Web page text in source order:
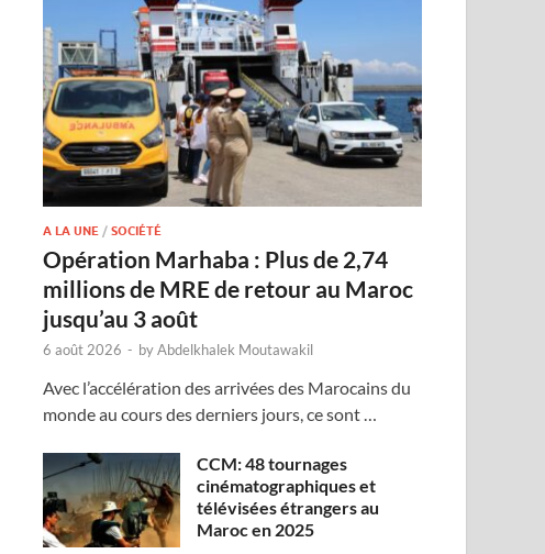
A LA UNE /SOCIÉTÉ
Opération Marhaba : Plus de 2,74
millions de MRE de retour au Maroc
jusqu’au 3 août
6 août 2026 - byAbdelkhalek Moutawakil
Avec l’accélération des arrivées des Marocains du
monde au cours des derniers jours, ce sont …
CCM: 48 tournages
cinématographiques et
télévisées étrangers au
Maroc en 2025